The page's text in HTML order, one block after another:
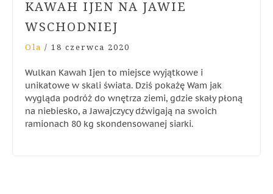
KAWAH IJEN NA JAWIE
WSCHODNIEJ
Ola / 18 czerwca 2020
Wulkan Kawah Ijen to miejsce wyjątkowe i
unikatowe w skali świata. Dziś pokażę Wam jak
wygląda podróż do wnętrza ziemi, gdzie skały płoną
na niebiesko, a Jawajczycy dźwigają na swoich
ramionach 80 kg skondensowanej siarki.